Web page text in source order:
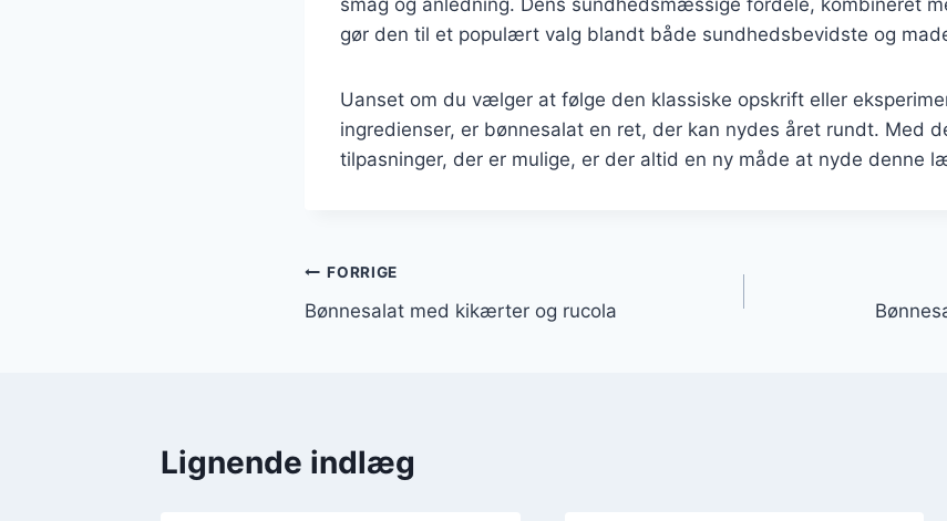
gør den til et populært valg blandt både sundhedsbevidste og
Uanset om du vælger at følge den klassiske opskrift eller
ingredienser, er bønnesalat en ret, der kan nydes året rundt. Med
tilpasninger, der er mulige, er der altid en ny måde at nyde denne
Indlægsnavigation
FORRIGE
Bønnesalat med kikærter og rucola
Lignende indlæg